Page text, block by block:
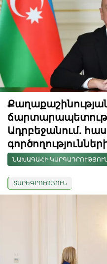
Ադրբեջանում.
ՆԱԽԱԳԱՀԻ
ՏԱՐԵԳՐՈՒԹՅՈՒՆ